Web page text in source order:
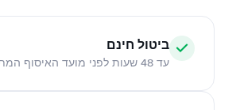
ביטול חינם
עד 48 שעות לפני מועד האיסוף המתוכנן